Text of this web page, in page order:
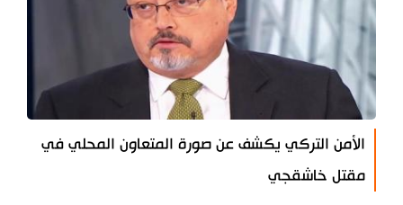
الأمن التركي يكشف عن صورة المتعاون المحلي في
مقتل خاشقجي